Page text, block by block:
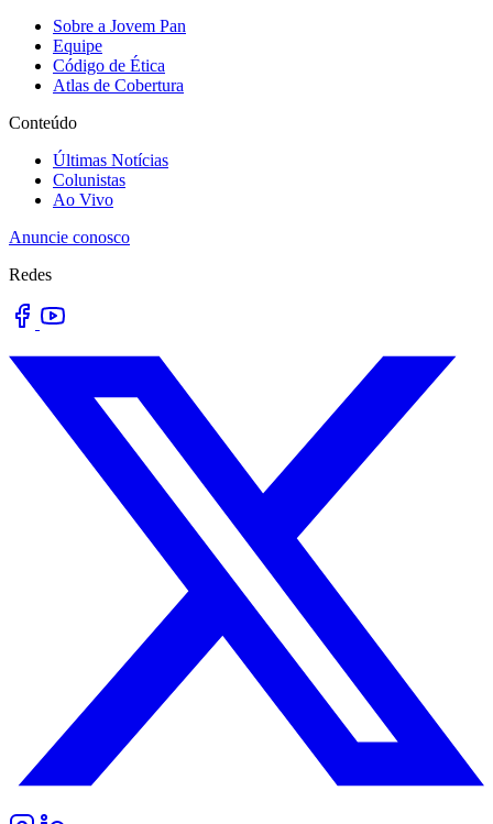
Sobre a Jovem Pan
Equipe
Código de Ética
Atlas de Cobertura
Conteúdo
Últimas Notícias
Colunistas
Ao Vivo
Anuncie conosco
Redes